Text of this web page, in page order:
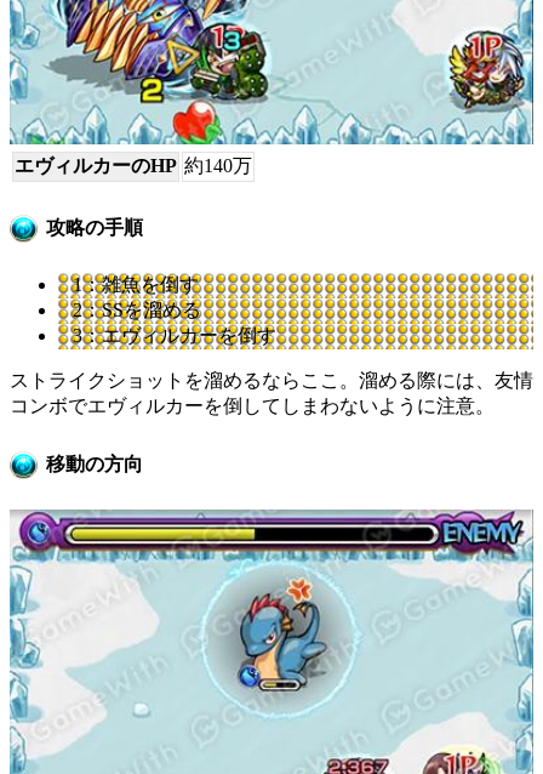
エヴィルカーのHP 約140万
攻略の手順
1：雑魚を倒す
2：SSを溜める
3：エヴィルカーを倒す
ストライクショットを溜めるならここ。溜める際には、友情
コンボでエヴィルカーを倒してしまわないように注意。
移動の方向